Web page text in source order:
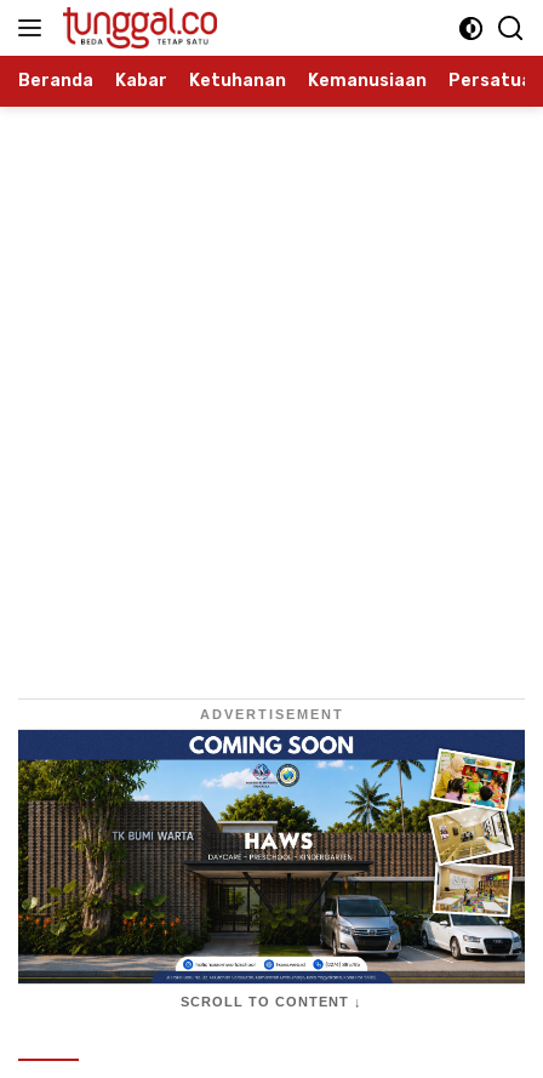
Langsung
Beranda Kabar Ketuhanan Kemanusiaan Persatuan
ADVERTISEMENT
SCROLL TO CONTENT ↓